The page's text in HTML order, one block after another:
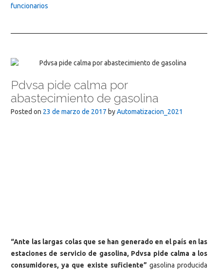
funcionarios
Pdvsa pide calma por
abastecimiento de gasolina
Posted on 23 de marzo de 2017 byAutomatizacion_2021
“Ante las largas colas que se han generado en el país en las
estaciones de servicio de gasolina, Pdvsa pide calma a los
consumidores, ya que existe suficiente” gasolina producida